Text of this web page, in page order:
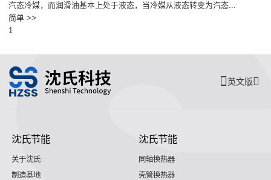
汽态冷媒，而润滑油基本上处于液态，当冷媒从液态转变为汽态...
简单 >>
1
英文版
沈氏节能
关于沈氏
制造基地
沈氏节能
同轴换热器
壳管换热器